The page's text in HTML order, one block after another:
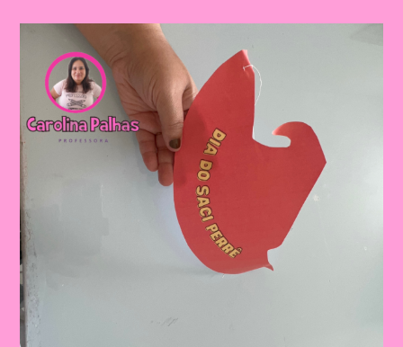
|Atividade
Sobre
Folclore
2024